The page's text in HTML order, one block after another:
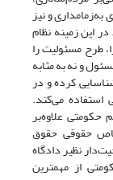
به‌زمامداری و نیز
این زمینه نظام
طرح مسئولیت را
و نه به مثابه
کرده و در
استفاده می‌کند.
علاوه‌بر
حقوقی حقوق
نظیر دادگاه
از مهمترین